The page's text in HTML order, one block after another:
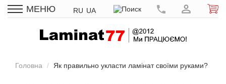
МЕНЮ RU UA
Головна Як правильно укласти ламінат своїми руками?